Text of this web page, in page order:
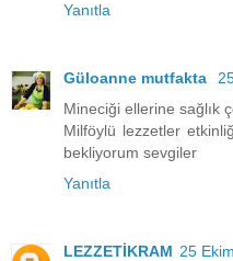
Yanıtla
Güloanne mutfakta
Mineciği ellerine sağlık
Milföylü lezzetler
bekliyorum sevgiler
Yanıtla
LEZZETİKRAM 25